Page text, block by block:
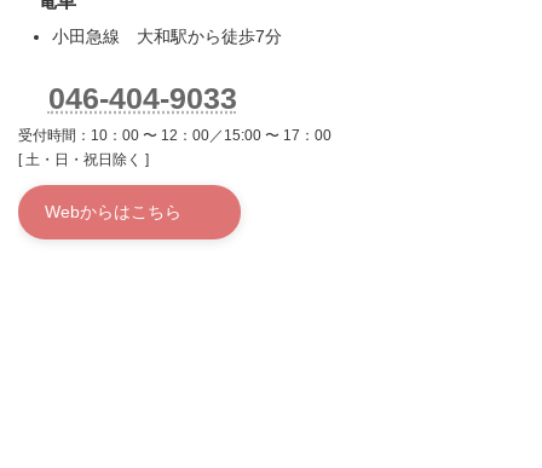
小田急線 大和駅から徒歩7分
046-404-9033
受付時間：10：00 〜 12：00／15:00 〜 17：00
[ 土・日・祝日除く ]
Webからはこちら